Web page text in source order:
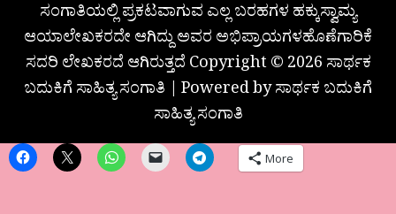
ಸಂಗಾತಿಯಲ್ಲಿ ಪ್ರಕಟವಾಗುವ ಎಲ್ಲ ಬರಹಗಳ ಹಕ್ಕುಸ್ವಾಮ್ಯ
ಆಯಾಲೇಖಕರದೇ ಆಗಿದ್ದು ಅವರ ಅಭಿಪ್ರಾಯಗಳಹೊಣೆಗಾರಿಕೆ
ಸದರಿ ಲೇಖಕರದೆ ಆಗಿರುತ್ತದೆ Copyright © 2026 ಸಾರ್ಥಕ
ಬದುಕಿಗೆ ಸಾಹಿತ್ಯ ಸಂಗಾತಿ | Powered by ಸಾರ್ಥಕ ಬದುಕಿಗೆ
ಸಾಹಿತ್ಯ ಸಂಗಾತಿ
More